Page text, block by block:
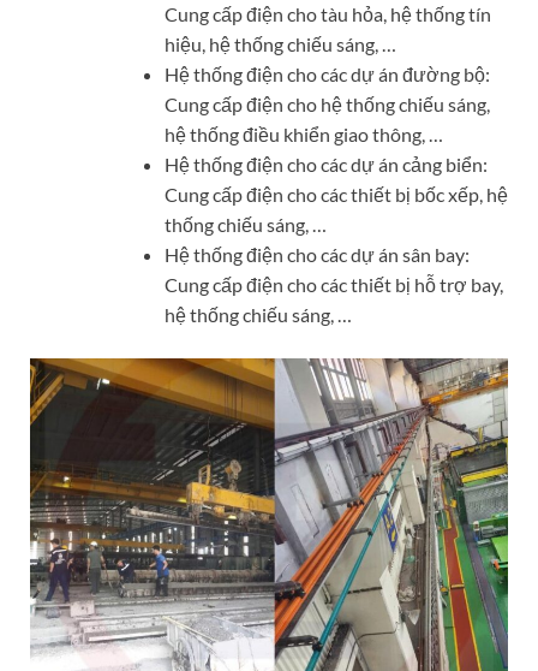
Cung cấp điện cho tàu hỏa, hệ thống tín
hiệu, hệ thống chiếu sáng, …
Hệ thống điện cho các dự án đường bộ:
Cung cấp điện cho hệ thống chiếu sáng,
hệ thống điều khiển giao thông, …
Hệ thống điện cho các dự án cảng biển:
Cung cấp điện cho các thiết bị bốc xếp, hệ
thống chiếu sáng, …
Hệ thống điện cho các dự án sân bay:
Cung cấp điện cho các thiết bị hỗ trợ bay,
hệ thống chiếu sáng, …